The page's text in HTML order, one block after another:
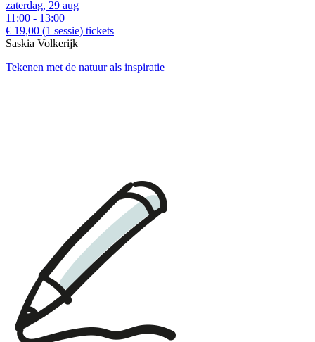
zaterdag, 29 aug
11:00 - 13:00
€ 19,00 (1 sessie) tickets
Saskia Volkerijk
Tekenen met de natuur als inspiratie